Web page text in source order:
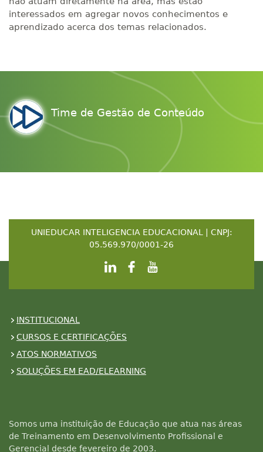
interessados em agregar novos conhecimentos e
aprendizado acerca dos temas relacionados.
Time de Gestão de Conteúdo
UNIEDUCAR INTELIGENCIA EDUCACIONAL | CNPJ:
05.569.970/0001-26
INSTITUCIONAL
CURSOS E CERTIFICAÇÕES
ATOS NORMATIVOS
SOLUÇÕES EM EAD/ELEARNING
Somos uma instituição de Educação que atua nas áreas
de Treinamento em Desenvolvimento Profissional e
Gerencial desde fevereiro de 2003.